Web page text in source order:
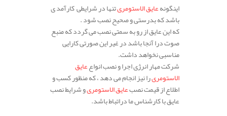
اینگونهعایق الاستومریتنها در شرایطی کارآمد ی
باشد که بدرستی و صحیح نصب شود .
که این عایق از رو به سمتی نصب می گردد که منبع
صوت درا آنجا باشد در غیر این صورتی کارایی
مناسبی نخواهد داشت.
شرکت مهار انرژی اجرا و نصب انواععایق
الاستومریرا نیز انجام می دهد ، که منظور کسب و
اطلاع از قیمت نصبعایق الاستومریو شرایط نصب
عایق با کارشناس ما دراتباط باشد.